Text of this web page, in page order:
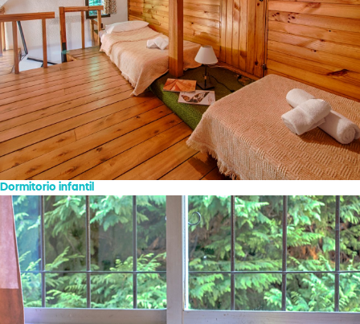
Dormitorio infantil